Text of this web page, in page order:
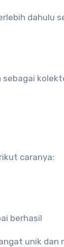
dahulu
sebagai
caranya:
berhasil
unik dan